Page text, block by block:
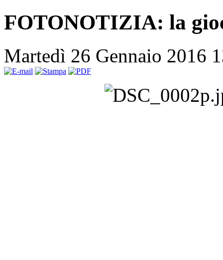
FOTONOTIZIA: la
Martedì 26 Gennaio 2016